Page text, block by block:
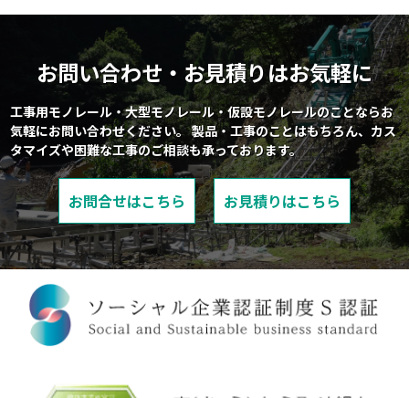
お問い合わせ・お見積りはお気軽に
工事用モノレール・大型モノレール・仮設モノレールのことならお
気軽にお問い合わせください。製品・工事のことはもちろん、カス
タマイズや困難な工事のご相談も承っております。
お問合せはこちら お見積りはこちら